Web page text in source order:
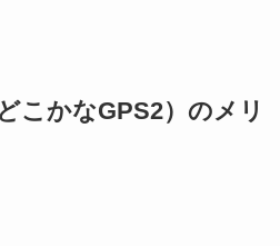
こかなGPS2）のメリ